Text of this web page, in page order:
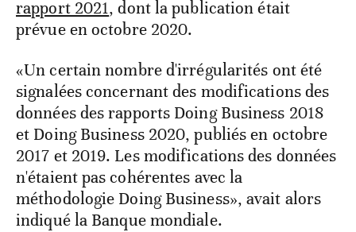
rapport 2021, dont la publication était
prévue en octobre 2020.
«Un certain nombre d'irrégularités ont été
signalées concernant des modifications des
données des rapports Doing Business 2018
et Doing Business 2020, publiés en octobre
2017 et 2019. Les modifications des données
n'étaient pas cohérentes avec la
méthodologie Doing Business», avait alors
indiqué la Banque mondiale.